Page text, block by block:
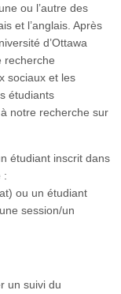
ou l’autre des
et l’anglais. Après
d’Ottawa
recherche
sociaux et les
étudiants
notre recherche sur
étudiant inscrit dans
:
ou un étudiant
session/un
un suivi du